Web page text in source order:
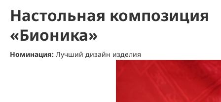
Настольная композиция
«Бионика»
Номинация: Лучший дизайн изделия